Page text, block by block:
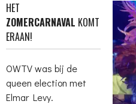
HET
ZOMERCARNAVAL KOMT
ERAAN!
OWTV was bij de
queen election met
Elmar Levy.